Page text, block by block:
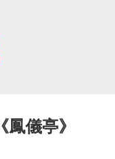
儀亭》